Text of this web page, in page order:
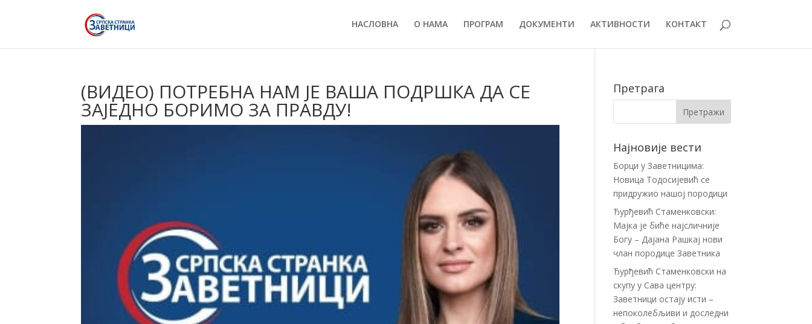
НАСЛОВНА О НАМА ПРОГРАМ ДОКУМЕНТИ АКТИВНОСТИ КОНТАКТ
(ВИДЕО) ПОТРЕБНА НАМ ЈЕ ВАША ПОДРШКА ДА СЕ
ЗАЈЕДНО БОРИМО ЗА ПРАВДУ!
Претрага
Најновије вести
Борци у Заветницима:
Новица Тодосијевић се
придружио нашој породици
Ђурђевић Стаменковски:
Мајка је биће најсличније
Богу – Дајана Рашкај нови
члан породице Заветника
Ђурђевић Стаменковски на
скупу у Сава центру:
Заветници остају исти –
непоколебљиви и доследни